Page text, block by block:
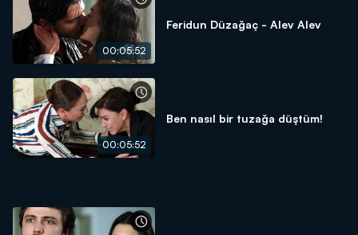
00:05:52
Feridun Düzağaç - Alev Alev
00:05:52
Ben nasıl bir tuzağa düştüm!